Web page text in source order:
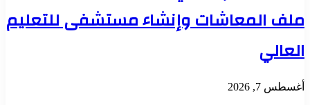
ملف المعاشات وإنشاء مستشفى للتعليم
العالي
أغسطس 7, 2026